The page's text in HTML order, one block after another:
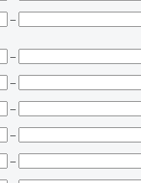
–
–
–
–
–
–